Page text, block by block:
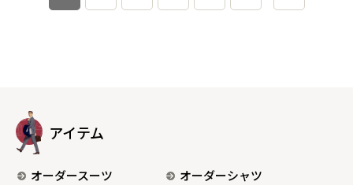
アイテム
オーダースーツ
オーダーシャツ